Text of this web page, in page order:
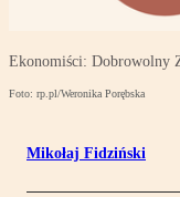
Ekonomiści: Dobrowolny
Foto: rp.pl/Weronika Porębska
Mikołaj Fidziński